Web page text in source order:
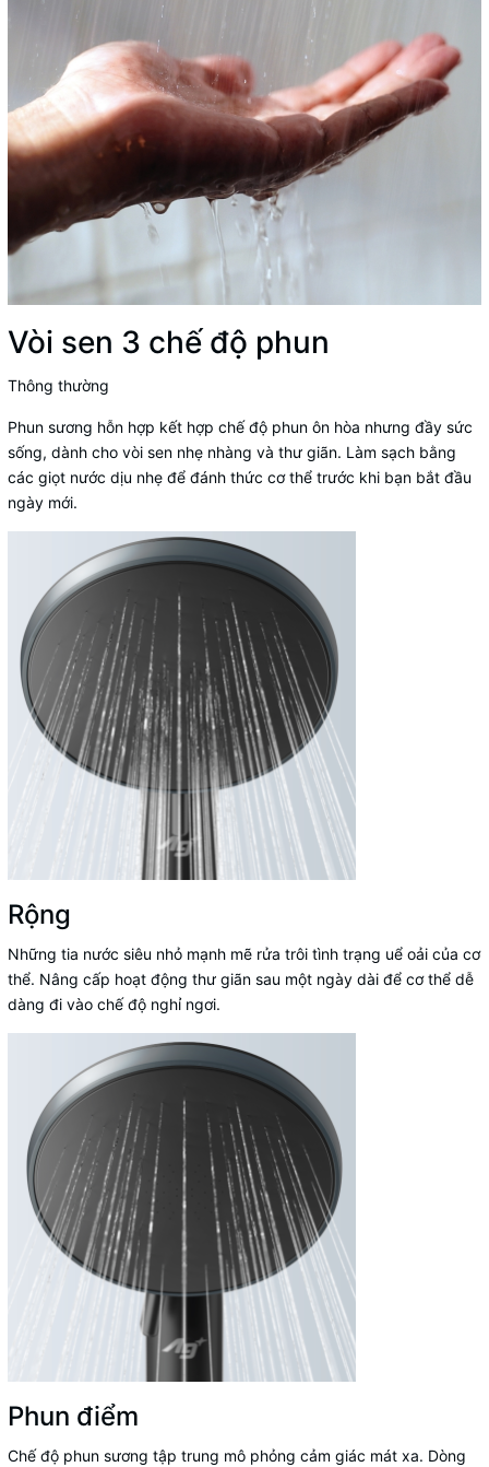
Vòi sen 3 chế độ phun
Thông thường
Phun sương hỗn hợp kết hợp chế độ phun ôn hòa nhưng đầy sức
sống, dành cho vòi sen nhẹ nhàng và thư giãn. Làm sạch bằng
các giọt nước dịu nhẹ để đánh thức cơ thể trước khi bạn bắt đầu
ngày mới.
Rộng
Những tia nước siêu nhỏ mạnh mẽ rửa trôi tình trạng uể oải của cơ
thể. Nâng cấp hoạt động thư giãn sau một ngày dài để cơ thể dễ
dàng đi vào chế độ nghỉ ngơi.
Phun điểm
Chế độ phun sương tập trung mô phỏng cảm giác mát xa. Dòng